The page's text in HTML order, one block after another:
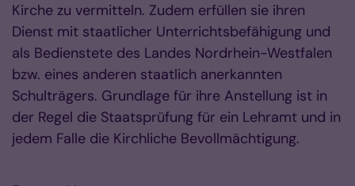
Kirche zu vermitteln. Zudem erfüllen sie ihren
Dienst mit staatlicher Unterrichtsbefähigung und
als Bedienstete des Landes Nordrhein-Westfalen
bzw. eines anderen staatlich anerkannten
Schulträgers. Grundlage für ihre Anstellung ist in
der Regel die Staatsprüfung für ein Lehramt und in
jedem Falle die Kirchliche Bevollmächtigung.